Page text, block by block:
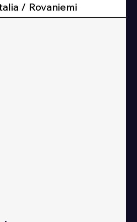
/ Rovaniemi